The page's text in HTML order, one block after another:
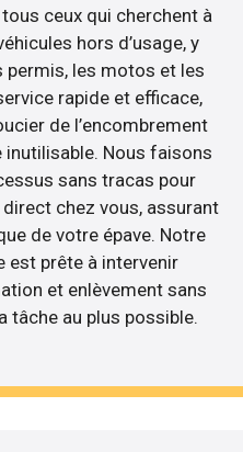
ceux qui cherchent à
hors d’usage, y
les motos et les
rapide et efficace,
de l’encombrement
inutilisable. Nous faisons
sans tracas pour
chez vous, assurant
de votre épave. Notre
est prête à intervenir
et enlèvement sans
au plus possible.